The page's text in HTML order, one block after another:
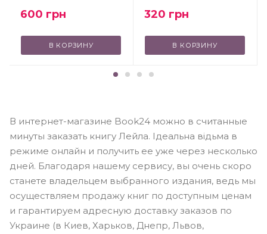
600 грн
В КОРЗИНУ
320 грн
В КОРЗИНУ
В интернет-магазине Book24 можно в считанные
минуты заказать книгу Лейла. Ідеальна відьма в
режиме онлайн и получить ее уже через несколько
дней. Благодаря нашему сервису, вы очень скоро
станете владельцем выбранного издания, ведь мы
осуществляем продажу книг по доступным ценам
и гарантируем адресную доставку заказов по
Украине (в Киев, Харьков, Днепр, Львов,